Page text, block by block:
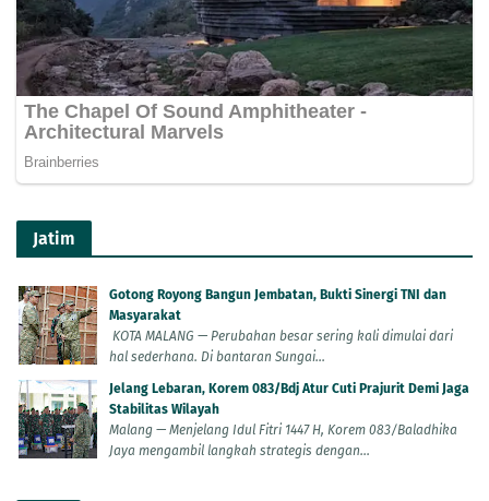
Jatim
Gotong Royong Bangun Jembatan, Bukti Sinergi TNI dan
Masyarakat
KOTA MALANG — Perubahan besar sering kali dimulai dari
hal sederhana. Di bantaran Sungai...
Jelang Lebaran, Korem 083/Bdj Atur Cuti Prajurit Demi Jaga
Stabilitas Wilayah
Malang — Menjelang Idul Fitri 1447 H, Korem 083/Baladhika
Jaya mengambil langkah strategis dengan...